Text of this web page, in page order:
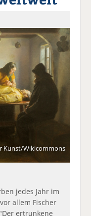
a
F
ac
e
o
k
te
il
t
tt
er
a
Li
n
k
e
di
p
E
m
ai
l
v
er
se
d
ck
e
n
Kunst/Wikicommons
jedes Jahr im
allem Fischer
ertrunkene